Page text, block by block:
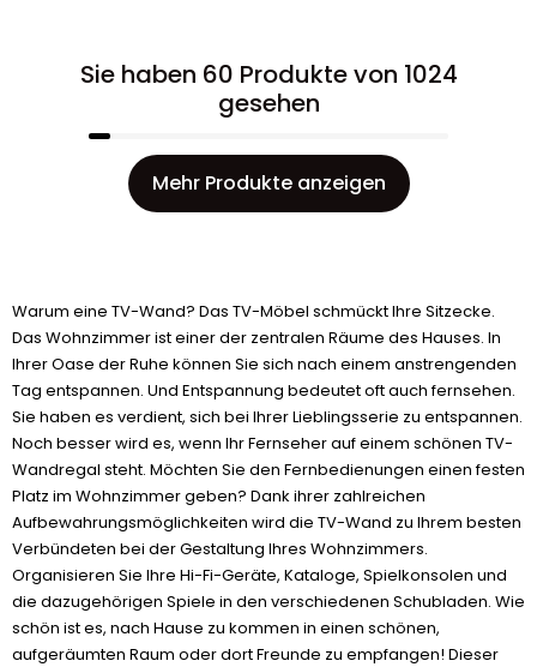
Sie haben 60 Produkte von 1024
gesehen
Mehr Produkte anzeigen
Warum eine TV-Wand? Das TV-Möbel schmückt Ihre Sitzecke.
Das Wohnzimmer ist einer der zentralen Räume des Hauses. In
Ihrer Oase der Ruhe können Sie sich nach einem anstrengenden
Tag entspannen. Und Entspannung bedeutet oft auch fernsehen.
Sie haben es verdient, sich bei Ihrer Lieblingsserie zu entspannen.
Noch besser wird es, wenn Ihr Fernseher auf einem schönen TV-
Wandregal steht. Möchten Sie den Fernbedienungen einen festen
Platz im Wohnzimmer geben? Dank ihrer zahlreichen
Aufbewahrungsmöglichkeiten wird die TV-Wand zu Ihrem besten
Verbündeten bei der Gestaltung Ihres Wohnzimmers.
Organisieren Sie Ihre Hi-Fi-Geräte, Kataloge, Spielkonsolen und
die dazugehörigen Spiele in den verschiedenen Schubladen. Wie
schön ist es, nach Hause zu kommen in einen schönen,
aufgeräumten Raum oder dort Freunde zu empfangen! Dieser